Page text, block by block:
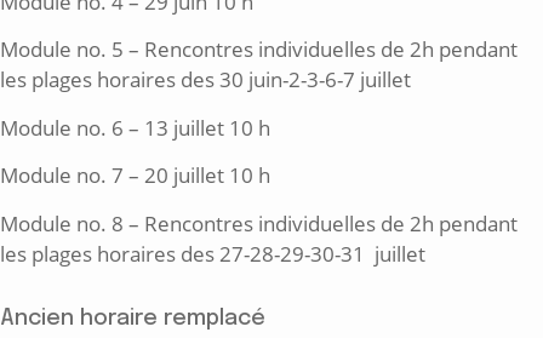
Module no. 5 – Rencontres individuelles de 2h pendant
les plages horaires des 30 juin-2-3-6-7 juillet
Module no. 6 – 13 juillet 10 h
Module no. 7 – 20 juillet 10 h
Module no. 8 – Rencontres individuelles de 2h pendant
les plages horaires des 27-28-29-30-31 juillet
Ancien horaire remplacé